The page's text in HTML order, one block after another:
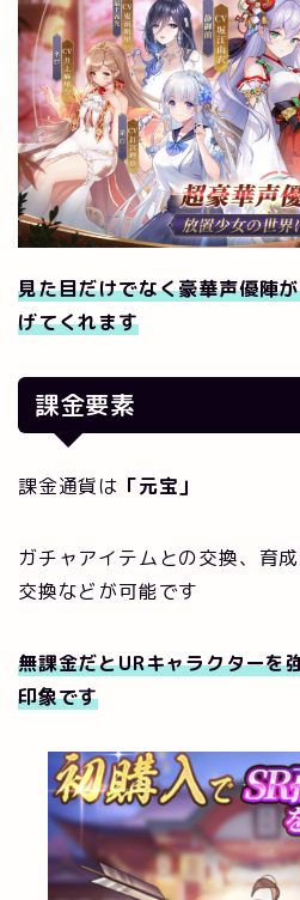
見た目だけでなく豪華声優陣
げてくれます
課金要素
課金通貨は 「元宝」
ガチャアイテムとの交換、育
交換などが可能です
無課金だとURキャラクターを
印象です